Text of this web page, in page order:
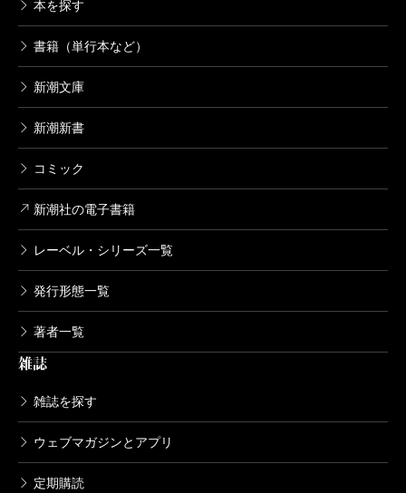
本を探す
書籍（単行本など）
新潮文庫
新潮新書
コミック
新潮社の電子書籍
レーベル・シリーズ一覧
発行形態一覧
著者一覧
雑誌
雑誌を探す
ウェブマガジンとアプリ
定期購読